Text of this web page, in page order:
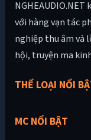
với hàng vạn tác
nghiệp thu âm và
hội, truyện ma
THỂ LOẠI NỔI
MC NỔI BẬT